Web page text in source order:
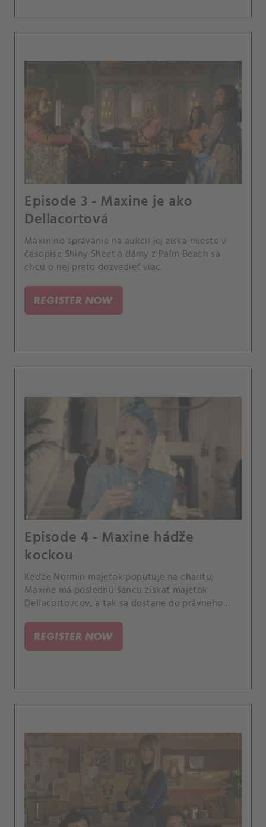
Episode 3 - Maxine je ako
Dellacortová
Maxinino správanie na aukcii jej získa miesto v
časopise Shiny Sheet a dámy z Palm Beach sa
chcú o nej preto dozvedieť viac.
REGISTER NOW
Episode 4 - Maxine hádže
kockou
Keďže Normin majetok poputuje na charitu,
Maxine má poslednú šancu získať majetok
Dellacortovcov, a tak sa dostane do právneho
REGISTER NOW